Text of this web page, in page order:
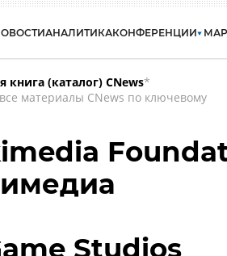
АНАЛИТИКАКОНФЕРЕНЦИИ
книга (каталог) CNews*
материалы CNews по ключевому
Studios